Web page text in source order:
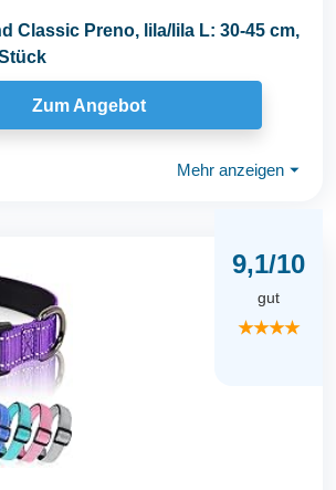
Classic Preno, lila/lila L: 30-45 cm,
Zum Angebot
Mehr anzeigen ⏷
9,1/10
gut
★★★★